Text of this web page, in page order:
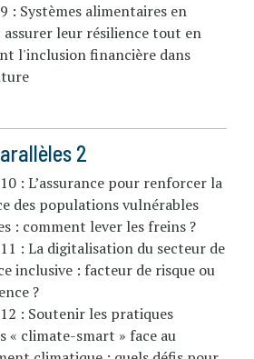
: Systèmes alimentaires en
leur résilience tout en
l'inclusion financière dans
2
: L’assurance pour renforcer la
des populations vulnérables
: comment lever les freins ?
: La digitalisation du secteur de
inclusive : facteur de risque ou
?
: Soutenir les pratiques
« climate-smart » face au